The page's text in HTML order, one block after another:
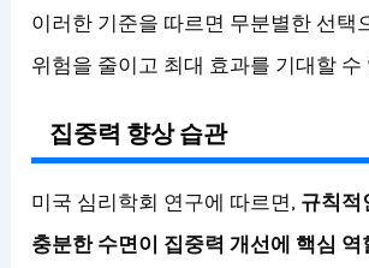
이러한 기준을 따르면 무분별한 선택
위험을 줄이고 최대 효과를 기대할 수
집중력 향상 습관
미국 심리학회 연구에 따르면, 규칙적
충분한 수면이 집중력 개선에 핵심 역